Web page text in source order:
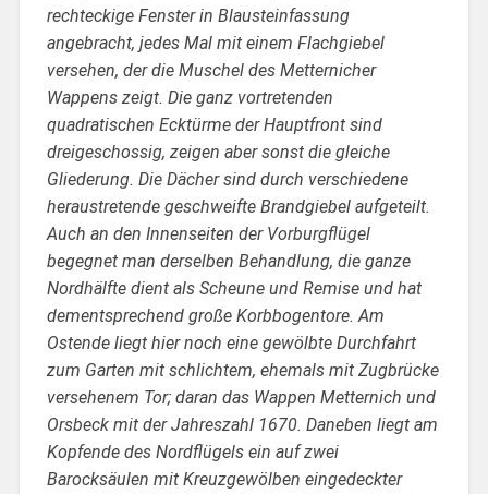
rechteckige Fenster in Blausteinfassung
angebracht, jedes Mal mit einem Flachgiebel
versehen, der die Muschel des Metternicher
Wappens zeigt. Die ganz vortretenden
quadratischen Ecktürme der Hauptfront sind
dreigeschossig, zeigen aber sonst die gleiche
Gliederung. Die Dächer sind durch verschiedene
heraustretende geschweifte Brandgiebel aufgeteilt.
Auch an den Innenseiten der Vorburgflügel
begegnet man derselben Behandlung, die ganze
Nordhälfte dient als Scheune und Remise und hat
dementsprechend große Korbbogentore. Am
Ostende liegt hier noch eine gewölbte Durchfahrt
zum Garten mit schlichtem, ehemals mit Zugbrücke
versehenem Tor; daran das Wappen Metternich und
Orsbeck mit der Jahreszahl 1670. Daneben liegt am
Kopfende des Nordflügels ein auf zwei
Barocksäulen mit Kreuzgewölben eingedeckter